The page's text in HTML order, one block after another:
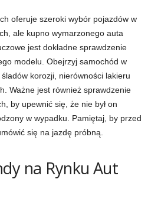
oferuje szeroki wybór pojazdów w
ale kupno wymarzonego auta
jest dokładne sprawdzenie
modelu. Obejrzyj samochód w
korozji, nierówności lakieru
Ważne jest również sprawdzenie
by upewnić się, że nie był on
w wypadku. Pamiętaj, by przed
się na jazdę próbną.
na Rynku Aut